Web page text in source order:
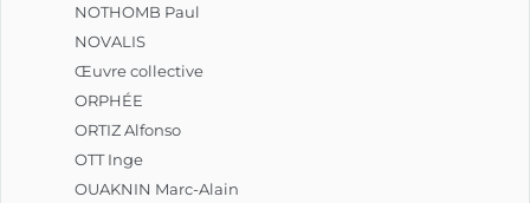
NOTHOMB Paul
NOVALIS
Œuvre collective
ORPHÉE
ORTIZ Alfonso
OTT Inge
OUAKNIN Marc-Alain